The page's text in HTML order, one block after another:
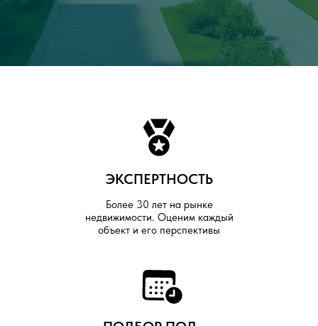
Более 30 лет на рынке
недвижимости. Оценим каждый
объект и его перспективы
ЭКСПЕРТНОСТЬ